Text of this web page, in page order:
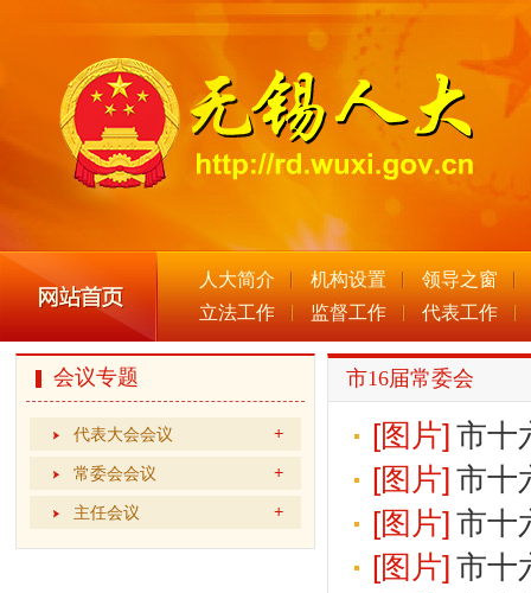
人大简介 机构设置
领导之窗
立法工作
监督工作 代表工作
会议专题
代表大会会议
常委会会议
主任会议
市16届常委会
[图片] 市十
[图片] 市十
[图片] 市十
[图片] 市十